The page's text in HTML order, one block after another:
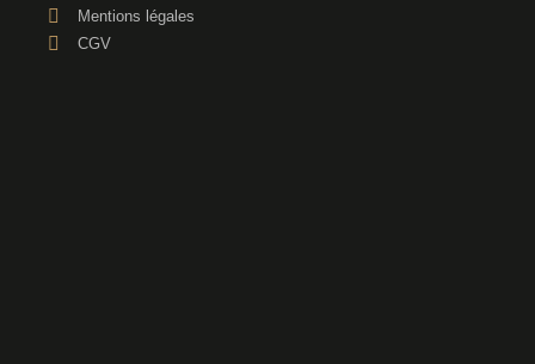
Mentions légales
CGV